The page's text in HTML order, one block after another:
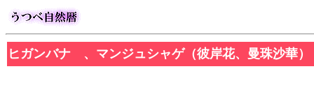
ヒガンバナ 、マンジュシャゲ（彼岸花、曼珠沙